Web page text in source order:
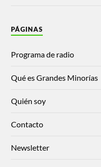
PÁGINAS
Programa de radio
Qué es Grandes Minorías
Quién soy
Contacto
Newsletter